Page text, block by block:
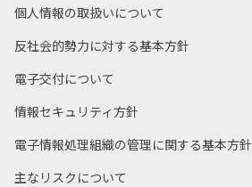
個人情報の取扱いについて
反社会的勢力に対する基本方針
電子交付について
情報セキュリティ方針
電子情報処理組織の管理に関する基本方針
主なリスクについて